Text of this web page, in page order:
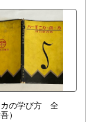
カの学び方 全
）